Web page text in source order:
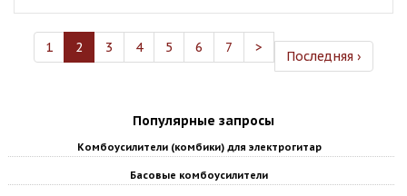
1 2 3 4 5 6 7 >
Последняя ›
Популярные запросы
Комбоусилители (комбики) для электрогитар
Басовые комбоусилители